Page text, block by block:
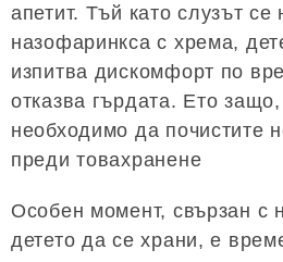
апетит. Тъй като слузът се
назофаринкса с хрема,
изпитва дискомфорт по
отказва гърдата. Ето
необходимо да почистите
преди товахранене
Особен момент, свързан с
детето да се храни, е